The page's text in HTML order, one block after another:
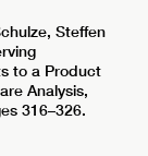
Steffen
to a Product
Analysis,
316–326.